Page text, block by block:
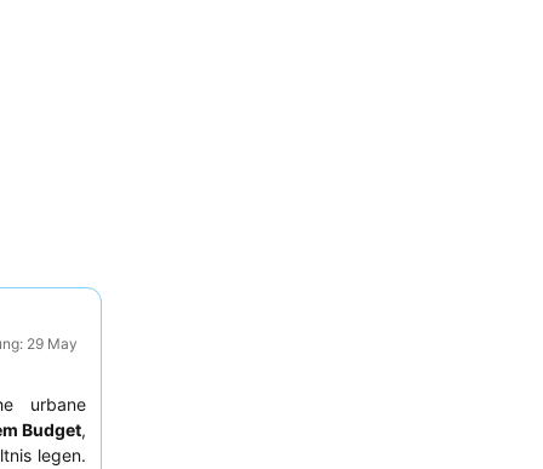
29 May
urbane
Budget,
legen.